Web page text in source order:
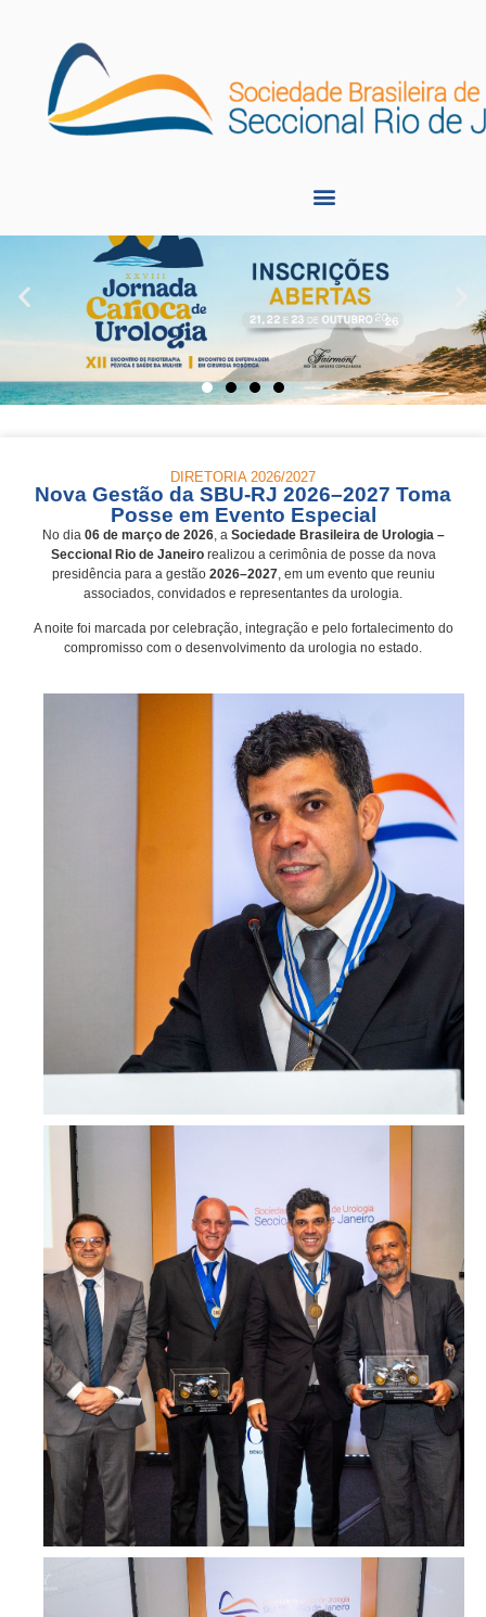
DIRETORIA 2026/2027
Nova Gestão da SBU-RJ 2026–2027 Toma
Posse em Evento Especial
No dia 06 de março de 2026, a Sociedade Brasileira de Urologia –
Seccional Rio de Janeirorealizou a cerimônia de posse da nova
presidência para a gestão 2026–2027, em um evento que reuniu
associados, convidados e representantes da urologia.
A noite foi marcada por celebração, integração e pelo fortalecimento do
compromisso com o desenvolvimento da urologia no estado.